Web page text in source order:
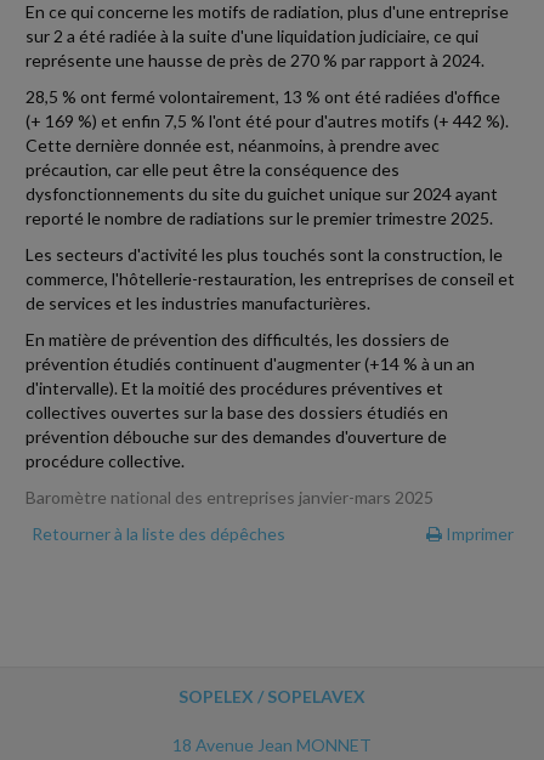
En ce qui concerne les motifs de radiation, plus d'une entreprise
sur 2 a été radiée à la suite d'une liquidation judiciaire, ce qui
représente une hausse de près de 270 % par rapport à 2024.
28,5 % ont fermé volontairement, 13 % ont été radiées d'office
(+ 169 %) et enfin 7,5 % l'ont été pour d'autres motifs (+ 442 %).
Cette dernière donnée est, néanmoins, à prendre avec
précaution, car elle peut être la conséquence des
dysfonctionnements du site du guichet unique sur 2024 ayant
reporté le nombre de radiations sur le premier trimestre 2025.
Les secteurs d'activité les plus touchés sont la construction, le
commerce, l'hôtellerie-restauration, les entreprises de conseil et
de services et les industries manufacturières.
En matière de prévention des difficultés, les dossiers de
prévention étudiés continuent d'augmenter (+14 % à un an
d'intervalle). Et la moitié des procédures préventives et
collectives ouvertes sur la base des dossiers étudiés en
prévention débouche sur des demandes d'ouverture de
procédure collective.
Baromètre national des entreprises janvier-mars 2025
Retourner à la liste des dépêches
Imprimer
SOPELEX / SOPELAVEX
18 Avenue Jean MONNET